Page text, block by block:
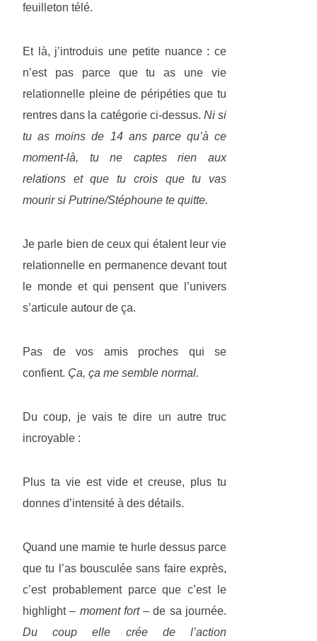
feuilleton télé.
Et là, j’introduis une petite nuance : ce
n’est pas parce que tu as une vie
relationnelle pleine de péripéties que tu
rentres dans la catégorie ci-dessus. Ni si
tu as moins de 14 ans parce qu’à ce
moment-là, tu ne captes rien aux
relations et que tu crois que tu vas
mourir si Putrine/Stéphoune te quitte.
Je parle bien de ceux qui étalent leur vie
relationnelle en permanence devant tout
le monde et qui pensent que l’univers
s’articule autour de ça.
Pas de vos amis proches qui se
confient. Ça, ça me semble normal.
Du coup, je vais te dire un autre truc
incroyable :
Plus ta vie est vide et creuse, plus tu
donnes d’intensité à des détails.
Quand une mamie te hurle dessus parce
que tu l’as bousculée sans faire exprès,
c’est probablement parce que c’est le
highlight– moment fort – de sa journée.
Du coup elle crée de l’action